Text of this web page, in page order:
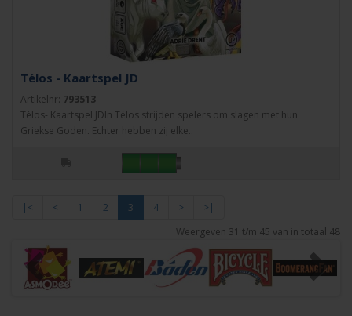
Télos - Kaartspel JD
Artikelnr: 793513
Télos- Kaartspel JDIn Télos strijden spelers om slagen met hun
Griekse Goden. Echter hebben zij elke..
|< < 1 2 3 4 >
>|
Weergeven 31 t/m 45 van in totaal 48